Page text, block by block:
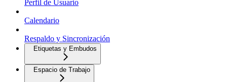
Perfil de Usuario
Calendario
Respaldo y Sincronización
Etiquetas y Embudos
Espacio de Trabajo